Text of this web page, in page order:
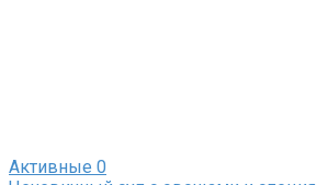
Активные 0